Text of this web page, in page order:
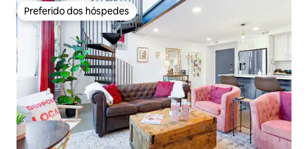
Preferido dos hóspedes
Preferido dos hóspedes